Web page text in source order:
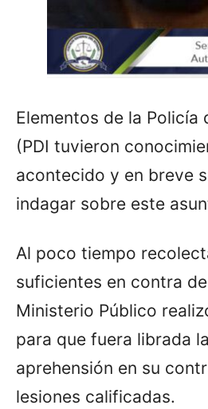
Elementos de la Policía
(PDI tuvieron
acontecido y en breve
indagar sobre este
Al poco tiempo
suficientes en contra
Ministerio Público
para que fuera librada
aprehensión en su
lesiones calificadas.